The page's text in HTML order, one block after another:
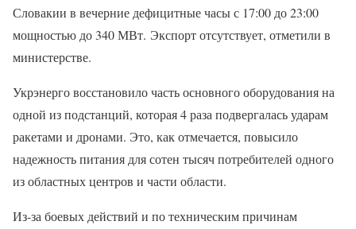
Словакии в вечерние дефицитные часы с 17:00 до 23:00
мощностью до 340 МВт. Экспорт отсутствует, отметили в
министерстве.
Укрэнерго восстановило часть основного оборудования на
одной из подстанций, которая 4 раза подвергалась ударам
ракетами и дронами. Это, как отмечается, повысило
надежность питания для сотен тысяч потребителей одного
из областных центров и части области.
Из-за боевых действий и по техническим причинам